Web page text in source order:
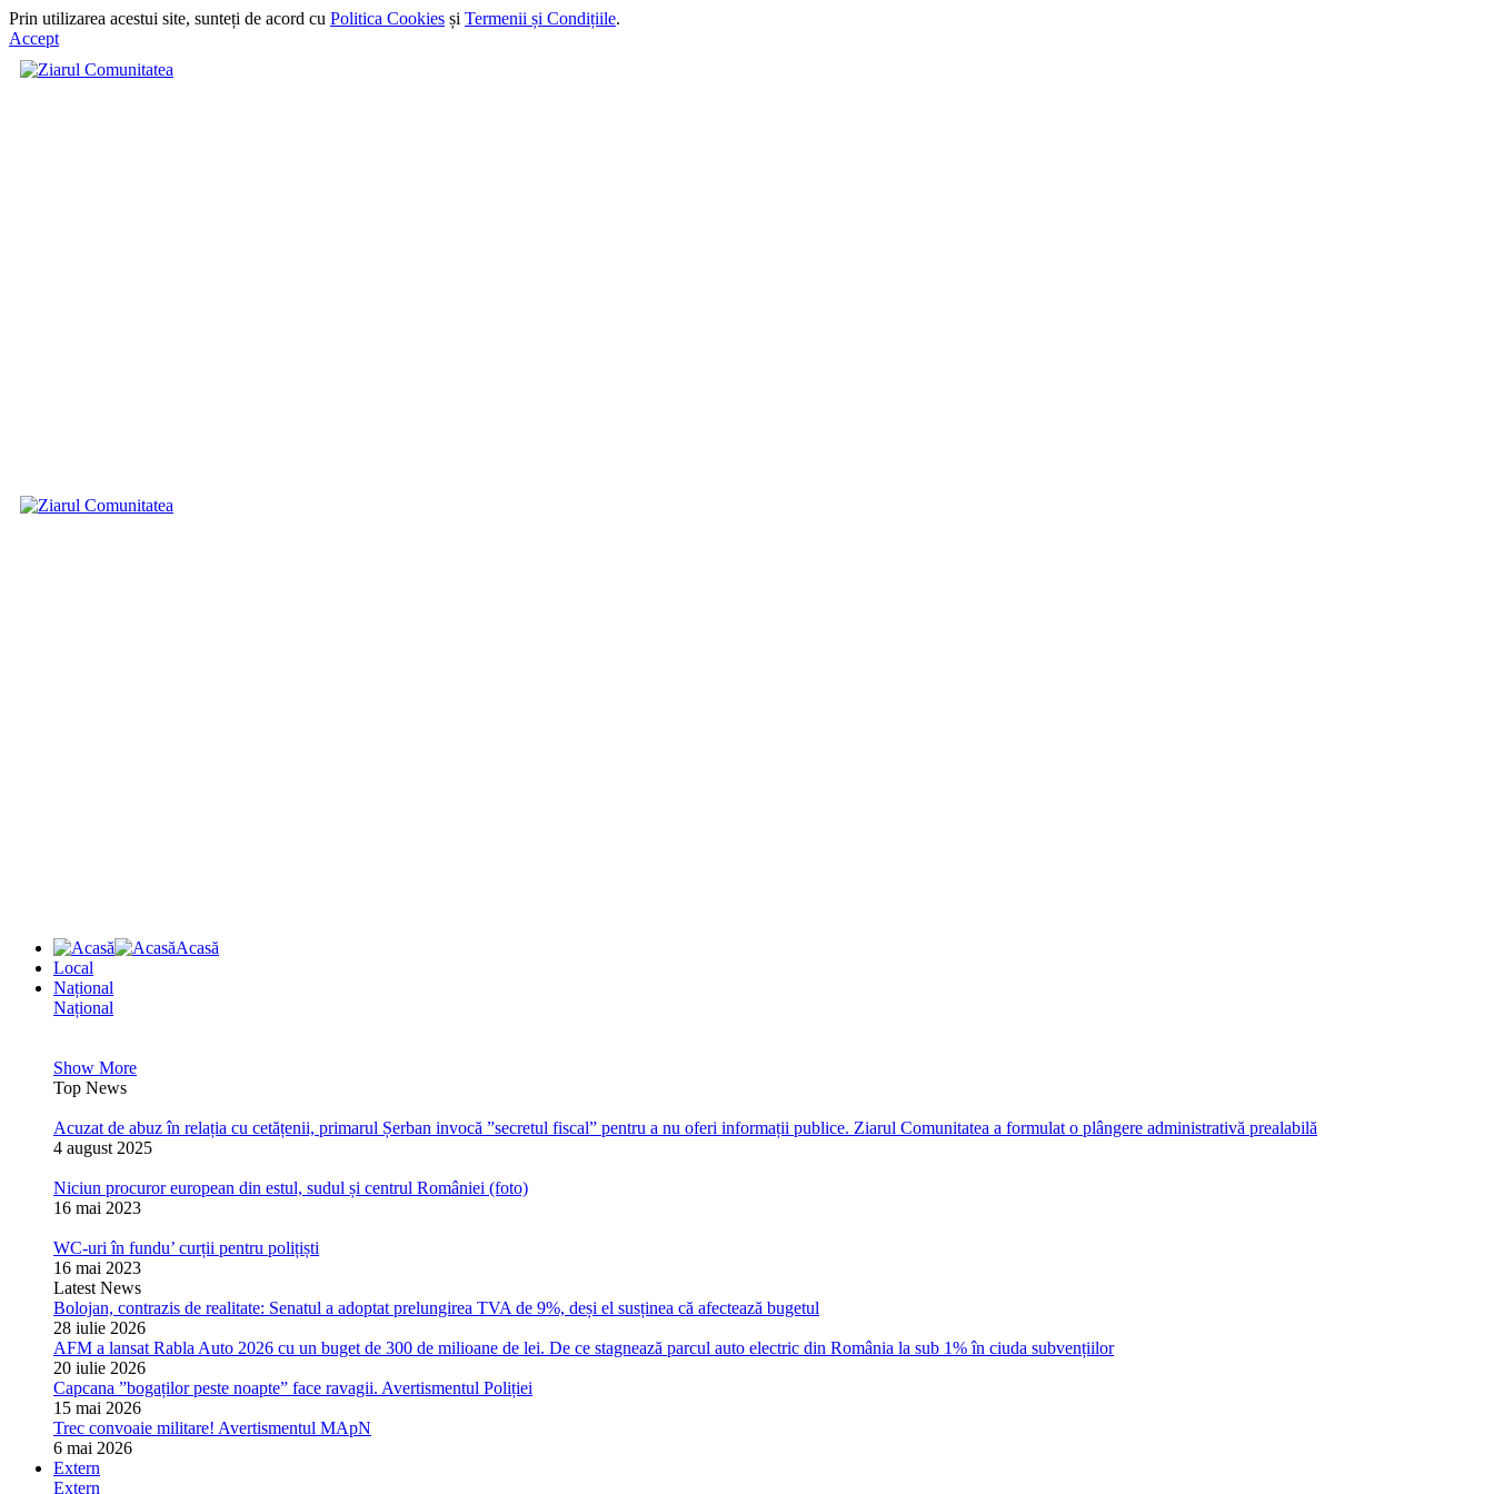
Prin utilizarea acestui site, sunteți de acord cu Politica Cookies și Termenii și Condițiile.
Accept
Acasă
Local
Național
Național
Show More
Top News
Acuzat de abuz în relația cu cetățenii, primarul Șerban invocă ”secretul fiscal” pentru a nu oferi informații publice. Ziarul Comunitatea a formulat o plângere administrativă prealabilă
4 august 2025
Niciun procuror european din estul, sudul și centrul României (foto)
16 mai 2023
WC-uri în fundu’ curții pentru polițiști
16 mai 2023
Latest News
Bolojan, contrazis de realitate: Senatul a adoptat prelungirea TVA de 9%, deși el susținea că afectează bugetul
28 iulie 2026
AFM a lansat Rabla Auto 2026 cu un buget de 300 de milioane de lei. De ce stagnează parcul auto electric din România la sub 1% în ciuda subvențiilor
20 iulie 2026
Capcana ”bogaților peste noapte” face ravagii. Avertismentul Poliției
15 mai 2026
Trec convoaie militare! Avertismentul MApN
6 mai 2026
Extern
Extern